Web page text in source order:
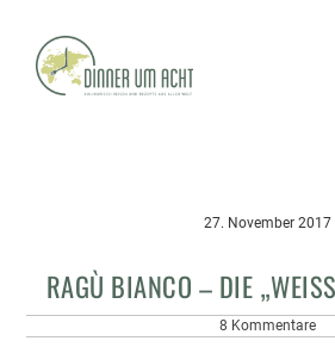
27. November 2017
RAGÙ BIANCO – DIE
8 Kommentare